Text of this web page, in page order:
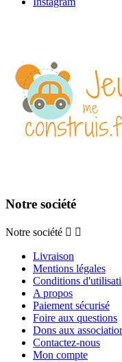
Notre société
Notre société  
Livraison
Mentions légales
Conditions
A propos
Paiement sécurisé
Foire aux questions
Dons aux
Contactez-nous
Mon compte